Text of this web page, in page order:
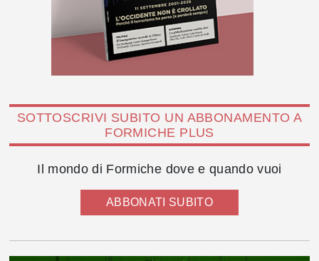
SOTTOSCRIVI SUBITO UN ABBONAMENTO A
FORMICHE PLUS
Il mondo di Formiche dove e quando vuoi
ABBONATI SUBITO